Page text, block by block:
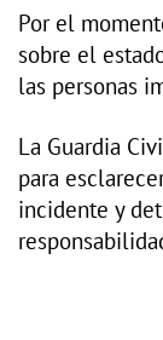
Por el
sobre el
las personas
La Guardia
para
incidente y